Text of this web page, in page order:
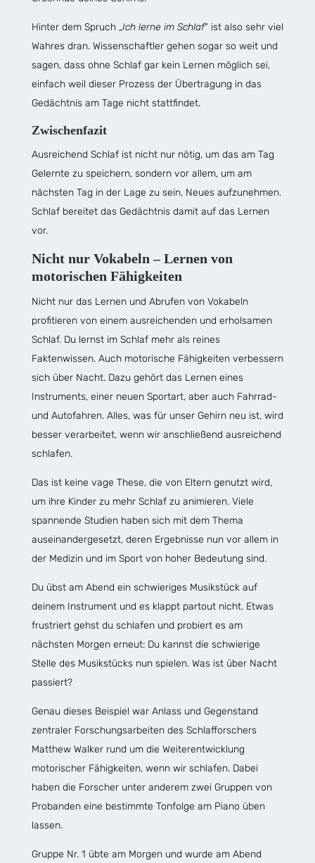
Hinter dem Spruch „Ich lerne im Schlaf“ ist also sehr viel
Wahres dran. Wissenschaftler gehen sogar so weit und
sagen, dass ohne Schlaf gar kein Lernen möglich sei,
einfach weil dieser Prozess der Übertragung in das
Gedächtnis am Tage nicht stattfindet.
Zwischenfazit
Ausreichend Schlaf ist nicht nur nötig, um das am Tag
Gelernte zu speichern, sondern vor allem, um am
nächsten Tag in der Lage zu sein, Neues aufzunehmen.
Schlaf bereitet das Gedächtnis damit auf das Lernen
vor.
Nicht nur Vokabeln – Lernen von
motorischen Fähigkeiten
Nicht nur das Lernen und Abrufen von Vokabeln
profitieren von einem ausreichenden und erholsamen
Schlaf. Du lernst im Schlaf mehr als reines
Faktenwissen. Auch motorische Fähigkeiten verbessern
sich über Nacht. Dazu gehört das Lernen eines
Instruments, einer neuen Sportart, aber auch Fahrrad-
und Autofahren. Alles, was für unser Gehirn neu ist, wird
besser verarbeitet, wenn wir anschließend ausreichend
schlafen.
Das ist keine vage These, die von Eltern genutzt wird,
um ihre Kinder zu mehr Schlaf zu animieren. Viele
spannende Studien haben sich mit dem Thema
auseinandergesetzt, deren Ergebnisse nun vor allem in
der Medizin und im Sport von hoher Bedeutung sind.
Du übst am Abend ein schwieriges Musikstück auf
deinem Instrument und es klappt partout nicht. Etwas
frustriert gehst du schlafen und probiert es am
nächsten Morgen erneut: Du kannst die schwierige
Stelle des Musikstücks nun spielen. Was ist über Nacht
passiert?
Genau dieses Beispiel war Anlass und Gegenstand
zentraler Forschungsarbeiten des Schlafforschers
Matthew Walker rund um die Weiterentwicklung
motorischer Fähigkeiten, wenn wir schlafen. Dabei
haben die Forscher unter anderem zwei Gruppen von
Probanden eine bestimmte Tonfolge am Piano üben
lassen.
Gruppe Nr. 1 übte am Morgen und wurde am Abend